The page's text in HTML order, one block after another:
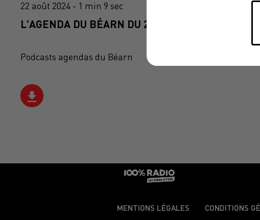
22 août 2024 - 1 min 9 sec
L'AGENDA DU BÉARN DU 22/08/2024 À 06H47
Podcasts agendas du Béarn
MENTIONS LÉGALES CONDITIONS